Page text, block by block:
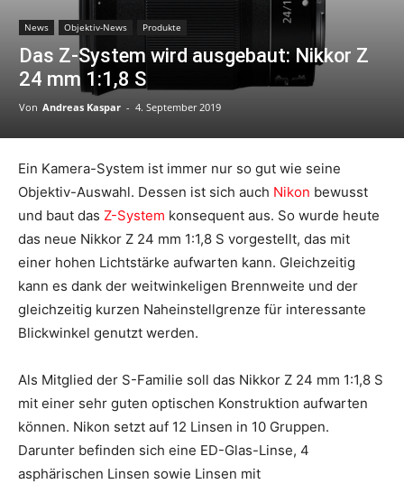
News Objektiv-News Produkte
Das Z-System wird ausgebaut: Nikkor Z
24 mm 1:1,8 S
Von Andreas Kaspar - 4. September 2019
Ein Kamera-System ist immer nur so gut wie seine
Objektiv-Auswahl. Dessen ist sich auch Nikon bewusst
und baut das Z-System konsequent aus. So wurde heute
das neue Nikkor Z 24 mm 1:1,8 S vorgestellt, das mit
einer hohen Lichtstärke aufwarten kann. Gleichzeitig
kann es dank der weitwinkeligen Brennweite und der
gleichzeitig kurzen Naheinstellgrenze für interessante
Blickwinkel genutzt werden.
Als Mitglied der S-Familie soll das Nikkor Z 24 mm 1:1,8 S
mit einer sehr guten optischen Konstruktion aufwarten
können. Nikon setzt auf 12 Linsen in 10 Gruppen.
Darunter befinden sich eine ED-Glas-Linse, 4
asphärischen Linsen sowie Linsen mit